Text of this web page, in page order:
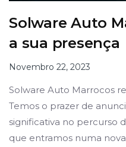
Solware Auto
a sua presença
Novembro 22, 2023
Solware Auto Marrocos
Temos o prazer de
significativa no percurso
que entramos numa